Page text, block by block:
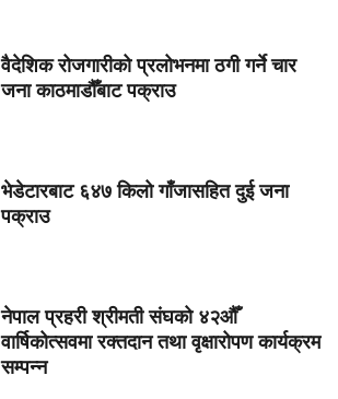
वैदेशिक रोजगारीको प्रलोभनमा ठगी गर्ने चार
जना काठमाडौँबाट पक्राउ
भेडेटारबाट ६४७ किलो गाँजासहित दुई जना
पक्राउ
नेपाल प्रहरी श्रीमती संघको ४२औँ
वार्षिकोत्सवमा रक्तदान तथा वृक्षारोपण कार्यक्रम
सम्पन्न